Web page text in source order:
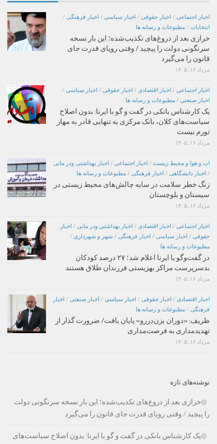
اخبار اجتماعی / اخبار حقوقی / اخبار سیاسی / اخبار فرهنگی /
انتخابات / مطبوعات و رسانه ها
خرازی بعد از دروغ‌های تکذیب‌شده؛ این بار نسخه
سرنگونی دولت را پیچید / وقتی رویای قدرت جای
قانون را می‌گیرد
مرداد ۱۶, ۱۴۰۵
اخبار اجتماعی / اخبار اقتصادی / اخبار حقوقی / اخبار سیاسی /
اخبار صنعتی / مطبوعات و رسانه ها
یک کارشناس بانکی در گفت و گو با ایرنا: بدون اصلاح
سیاست‌های کلان، بانک مرکزی به تنهایی قادر به مهار
تورم نیست
مرداد ۱۶, ۱۴۰۵
اب و هوا و محیط زیست / اخبار اجتماعی / اخبار بهداشتی ودر مانی
/ اخبار دانشگاهی / اخبار فرهنگی / مطبوعات و رسانه ها
زنگ خطر سلامت در سایه چالش‌های محیط زیستی در
سیستان و بلوچستان
مرداد ۱۶, ۱۴۰۵
اخبار اجتماعی / اخبار اقتصادی / اخبار بهداشتی ودر مانی / اخبار
حقوقی / اخبار سیاسی / اخبار فرهنگی / شهر و شهرداری /
مطبوعات و رسانه ها
در گفت‌وگو با ایرنا اعلام شد؛ ۲۷ درصد کودکان
بدسرپرست مراکز بهزیستی فرزندان طلاق هستند
مرداد ۱۶, ۱۴۰۵
اخبار اقتصادی / اخبار حقوقی / اخبار سیاسی / اخبار صنعتی / اخبار
فرهنگی / مطبوعات و رسانه ها
ظریف: «دوران بزن‌دررو» پایان یافت/ ضرورت گذار از
تهدیدمداری به فرصت‌مداری
مرداد ۱۶, ۱۴۰۵
نوشته‌های تازه
خرازی بعد از دروغ‌های تکذیب‌شده؛ این بار نسخه سرنگونی دولت
را پیچید / وقتی رویای قدرت جای قانون را می‌گیرد
یک کارشناس بانکی در گفت و گو با ایرنا: بدون اصلاح سیاست‌های